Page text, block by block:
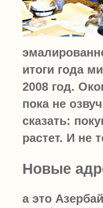
итоги года
2008 год.
пока не
сказать:
растет. И не
Новые
а это